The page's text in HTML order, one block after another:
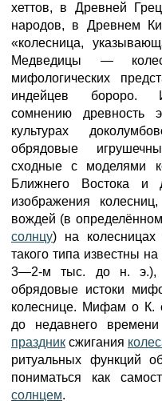
хеттов, в Древней
народов, в Древнем
«колесница,
Медведицы —
мифологических
индейцев бороро.
сомнению древность
культурах
обрядовые
сходные с моделями
Ближнего Востока и
изображения
вождей (в
солнцу) на колесницах
такого типа известны
3—2-м тыс. до н. э.),
обрядовые истоки
колеснице. Мифам о К.
до недавнего
праздник сжигания
ритуальных функций
пониматься как
солнцем.